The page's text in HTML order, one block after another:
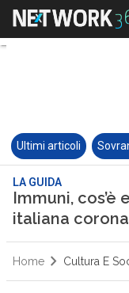
Ultimi articoli
LA GUIDA
Immuni, cos’è
italiana
Home Cultura E